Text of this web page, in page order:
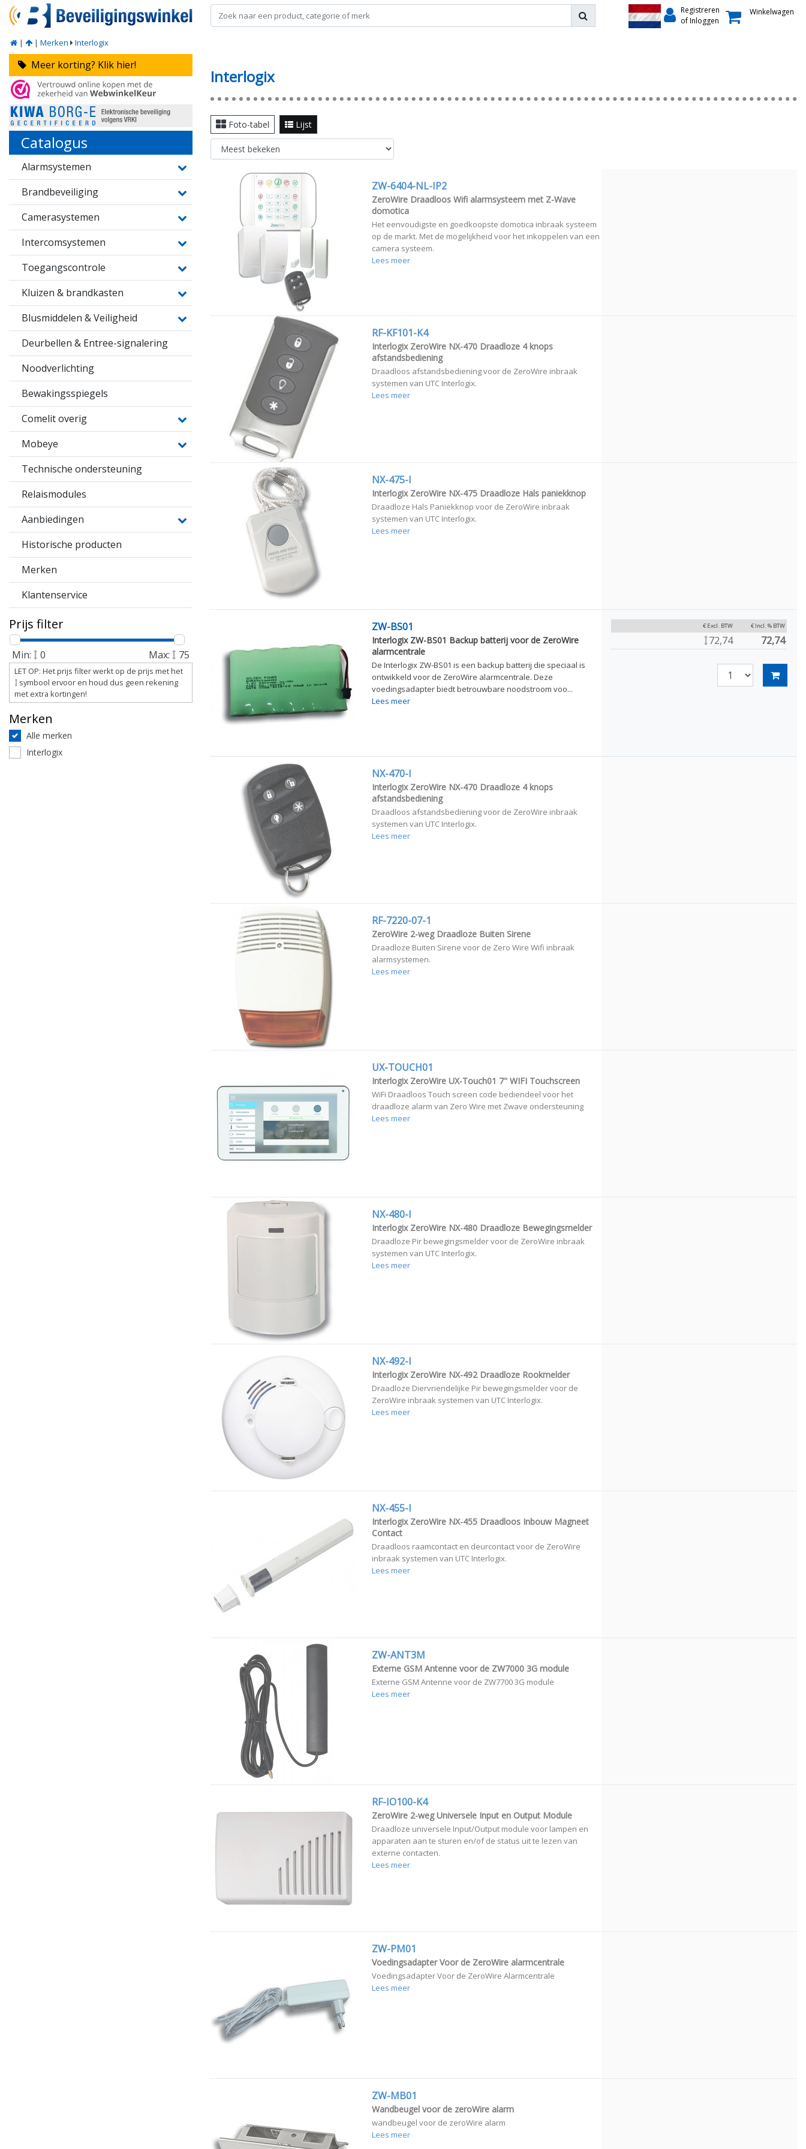
Registreren
of Inloggen
Winkelwagen
| | Merken Interlogix
Meer korting? Klik hier!
Catalogus
Alarmsystemen
Brandbeveiliging
Camerasystemen
Intercomsystemen
Toegangscontrole
Kluizen & brandkasten
Blusmiddelen & Veiligheid
Deurbellen & Entree-signalering
Noodverlichting
Bewakingsspiegels
Comelit overig
Mobeye
Technische ondersteuning
Relaismodules
Aanbiedingen
Historische producten
Merken
Klantenservice
Prijs filter
Min: 0 Max: 75
LET OP: Het prijs filter werkt op de prijs met het
symbool ervoor en houd dus geen rekening
met extra kortingen!
Merken
Alle merken
Interlogix
Interlogix
Foto-tabel Lijst
ZW-6404-NL-IP2
ZeroWire Draadloos Wifi alarmsysteem met Z-Wave
domotica
Het eenvoudigste en goedkoopste domotica inbraak systeem
op de markt. Met de mogelijkheid voor het inkoppelen van een
camera systeem.
Lees meer
RF-KF101-K4
Interlogix ZeroWire NX-470 Draadloze 4 knops
afstandsbediening
Draadloos afstandsbediening voor de ZeroWire inbraak
systemen van UTC Interlogix.
Lees meer
NX-475-I
Interlogix ZeroWire NX-475 Draadloze Hals paniekknop
Draadloze Hals Paniekknop voor de ZeroWire inbraak
systemen van UTC Interlogix.
Lees meer
ZW-BS01
Interlogix ZW-BS01 Backup batterij voor de ZeroWire
alarmcentrale
De Interlogix ZW-BS01 is een backup batterij die speciaal is
ontwikkeld voor de ZeroWire alarmcentrale. Deze
voedingsadapter biedt betrouwbare noodstroom voo...
Lees meer
€ Excl. BTW € Incl. % BTW
72,74 72,74
NX-470-I
Interlogix ZeroWire NX-470 Draadloze 4 knops
afstandsbediening
Draadloos afstandsbediening voor de ZeroWire inbraak
systemen van UTC Interlogix.
Lees meer
RF-7220-07-1
ZeroWire 2-weg Draadloze Buiten Sirene
Draadloze Buiten Sirene voor de Zero Wire Wifi inbraak
alarmsystemen.
Lees meer
UX-TOUCH01
Interlogix ZeroWire UX-Touch01 7" WIFI Touchscreen
WiFi Draadloos Touch screen code bediendeel voor het
draadloze alarm van Zero Wire met Zwave ondersteuning
Lees meer
NX-480-I
Interlogix ZeroWire NX-480 Draadloze Bewegingsmelder
Draadloze Pir bewegingsmelder voor de ZeroWire inbraak
systemen van UTC Interlogix.
Lees meer
NX-492-I
Interlogix ZeroWire NX-492 Draadloze Rookmelder
Draadloze Diervriendelijke Pir bewegingsmelder voor de
ZeroWire inbraak systemen van UTC Interlogix.
Lees meer
NX-455-I
Interlogix ZeroWire NX-455 Draadloos Inbouw Magneet
Contact
Draadloos raamcontact en deurcontact voor de ZeroWire
inbraak systemen van UTC Interlogix.
Lees meer
ZW-ANT3M
Externe GSM Antenne voor de ZW7000 3G module
Externe GSM Antenne voor de ZW7700 3G module
Lees meer
RF-IO100-K4
ZeroWire 2-weg Universele Input en Output Module
Draadloze universele Input/Output module voor lampen en
apparaten aan te sturen en/of de status uit te lezen van
externe contacten.
Lees meer
ZW-PM01
Voedingsadapter Voor de ZeroWire alarmcentrale
Voedingsadapter Voor de ZeroWire Alarmcentrale
Lees meer
ZW-MB01
Wandbeugel voor de zeroWire alarm
wandbeugel voor de zeroWire alarm
Lees meer